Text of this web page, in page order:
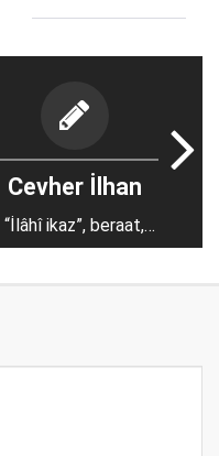
Cevher İlhan
“İlâhî ikaz”, beraat,
kurban ve bayram…